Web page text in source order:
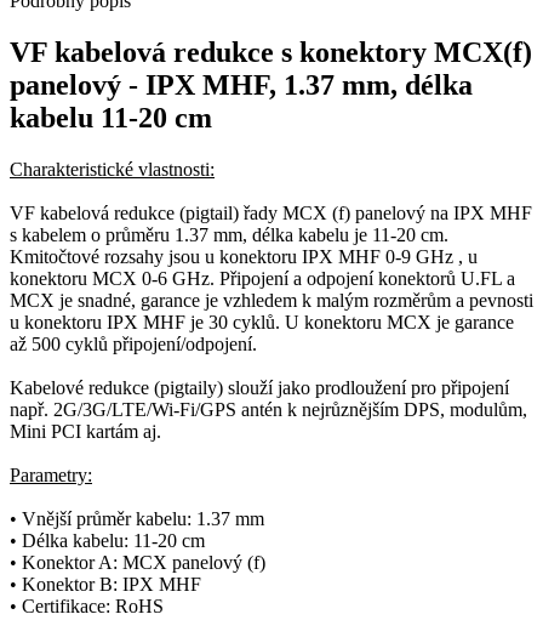
VF kabelová redukce s konektory MCX(f)
panelový - IPX MHF, 1.37 mm, délka
kabelu 11-20 cm
Charakteristické vlastnosti:
VF kabelová redukce (pigtail) řady MCX (f) panelový na IPX MHF
s kabelem o průměru 1.37 mm, délka kabelu je 11-20 cm.
Kmitočtové rozsahy jsou u konektoru IPX MHF 0-9 GHz , u
konektoru MCX 0-6 GHz. Připojení a odpojeníkonektorů U.FL a
MCX je snadné, garance je vzhledem k malým rozměrům a pevnosti
u konektoru IPX MHF je 30 cyklů. U konektoru MCX je garance
až 500 cyklů připojení/odpojení.
Kabelové redukce (pigtaily) slouží jako prodloužení pro připojení
např. 2G/3G/LTE/Wi-Fi/GPS antén k nejrůznějším DPS, modulům,
Mini PCI kartám aj.
Parametry:
• Vnější průměr kabelu: 1.37 mm
• Délka kabelu: 11-20 cm
• KonektorA: MCX panelový (f)
• KonektorB: IPX MHF
• Certifikace: RoHS